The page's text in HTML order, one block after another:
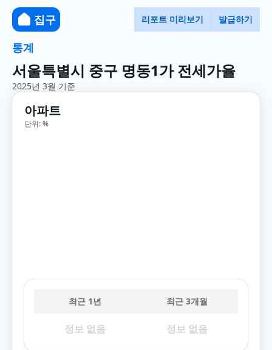
집구 리포트 미리보기 발급하기
통계
서울특별시 중구 명동1가 전세가율
2025년 3월 기준
아파트
단위: %
최근 1년 최근 3개월
정보 없음 정보 없음